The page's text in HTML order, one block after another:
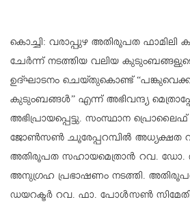
കൊച്ചി: വരാപ്പുഴ അതിരൂപത
ചേർന്ന് നടത്തിയ വലിയ
ഉദ്ഘാടനം ചെയ്തുകൊണ്ട്
കുടുംബങ്ങൾ” എന്ന് അഭിവന്ദ്യ
അഭിപ്രായപ്പെട്ടു. സംസ്ഥാന പ്രൊലൈഫ്
ജോൺസൺ ചൂരേപ്പറമ്പിൽ അധ്യക്ഷത
അതിരൂപത സഹായമെത്രാൻ റവ. ഡോ.
അനുഗ്രഹ പ്രഭാഷണം നടത്തി.
ഡയറക്ടർ റവ. ഫാ. പോൾസൺ സിമേതി,